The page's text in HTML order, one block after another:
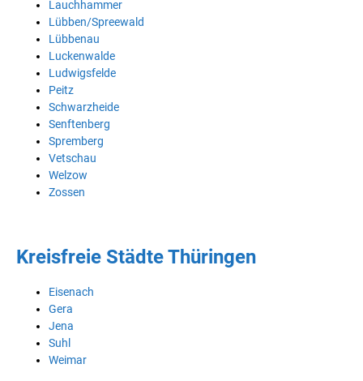
Lauchhammer
Lübben/Spreewald
Lübbenau
Luckenwalde
Ludwigsfelde
Peitz
Schwarzheide
Senftenberg
Spremberg
Vetschau
Welzow
Zossen
Kreisfreie Städte Thüringen
Eisenach
Gera
Jena
Suhl
Weimar